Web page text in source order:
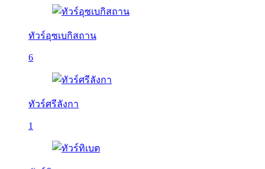
ทัวร์อุซเบกิสถาน
6
ทัวร์ศรีลังกา
1